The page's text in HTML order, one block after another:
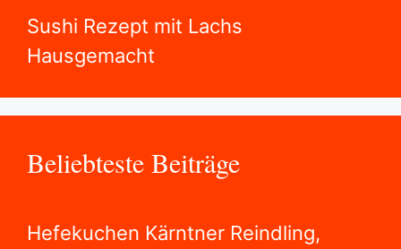
Sushi Rezept mit Lachs
Hausgemacht
Beliebteste Beiträge
Hefekuchen Kärntner Reindling,